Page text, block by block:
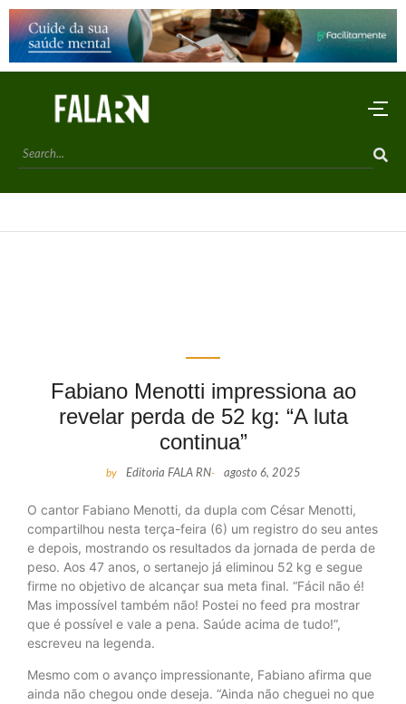
Fabiano Menotti impressiona ao
revelar perda de 52 kg: “A luta
continua”
by Editoria FALA RN- agosto 6, 2025
O cantor Fabiano Menotti, da dupla com César Menotti,
compartilhou nesta terça-feira (6) um registro do seu antes
e depois, mostrando os resultados da jornada de perda de
peso. Aos 47 anos, o sertanejo já eliminou 52 kg e segue
firme no objetivo de alcançar sua meta final. “Fácil não é!
Mas impossível também não! Postei no feed pra mostrar
que é possível e vale a pena. Saúde acima de tudo!”,
escreveu na legenda.
Mesmo com o avanço impressionante, Fabiano afirma que
ainda não chegou onde deseja. “Ainda não cheguei no que